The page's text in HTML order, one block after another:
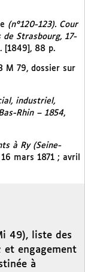
(n°120-123). Cour
de Strasbourg, 17-
[1849], 88 p.
M 79, dossier sur
industriel,
Rhin – 1854,
à Ry (Seine-
mars 1871 ; avril
49), liste des
et engagement
à